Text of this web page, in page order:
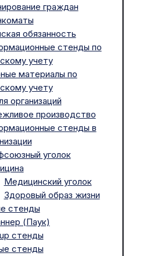
граждан
обязанность
стенды по
учету
материалы по
учету
организаций
производство
стенды в
уголок
Медицинский уголок
Здоровый образ жизни
стенды
(Паук)
стенды
стенды